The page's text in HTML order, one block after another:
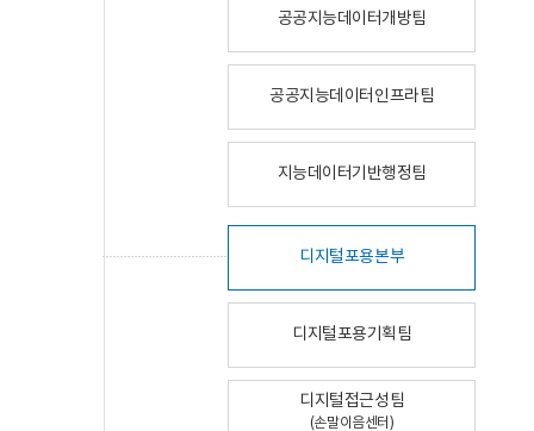
공공지능데이터개방팀
공공지능데이터인프라팀
지능데이터기반행정팀
디지털포용본부
디지털포용기획팀
디지털접근성팀
(손말이음센터)